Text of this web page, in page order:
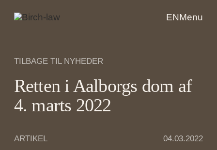
ENMenu
TILBAGE TIL NYHEDER
Retten i Aalborgs dom af
4. marts 2022
ARTIKEL 04.03.2022